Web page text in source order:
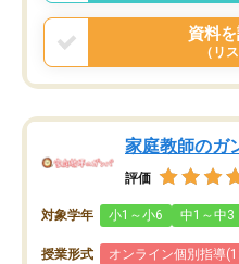
資料
（リ
家庭教師のガ
評価
対象学年 小1～小6 中1～中3
授業形式 オンライン個別指導